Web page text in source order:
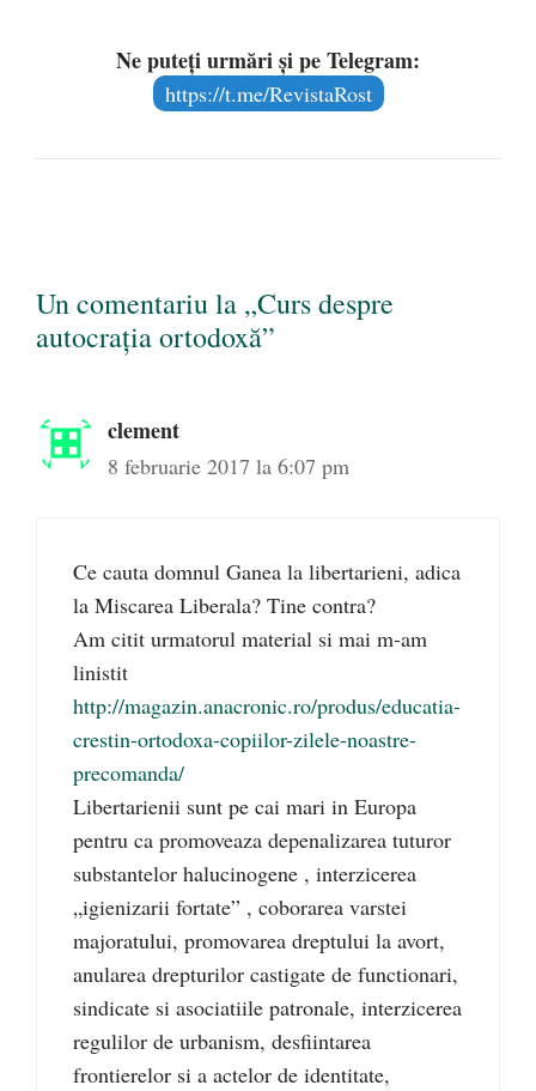
Ne puteți urmări și pe Telegram:
https://t.me/RevistaRost
Un comentariu la „Curs despre
autocrația ortodoxă”
clement
8 februarie 2017 la 6:07 pm
Ce cauta domnul Ganea la libertarieni, adica
la Miscarea Liberala? Tine contra?
Am citit urmatorul material si mai m-am
linistit
http://magazin.anacronic.ro/produs/educatia-
crestin-ortodoxa-copiilor-zilele-noastre-
precomanda/
Libertarienii sunt pe cai mari in Europa
pentru ca promoveaza depenalizarea tuturor
substantelor halucinogene , interzicerea
„igienizarii fortate” , coborarea varstei
majoratului, promovarea dreptului la avort,
anularea drepturilor castigate de functionari,
sindicate si asociatiile patronale, interzicerea
regulilor de urbanism, desfiintarea
frontierelor si a actelor de identitate,